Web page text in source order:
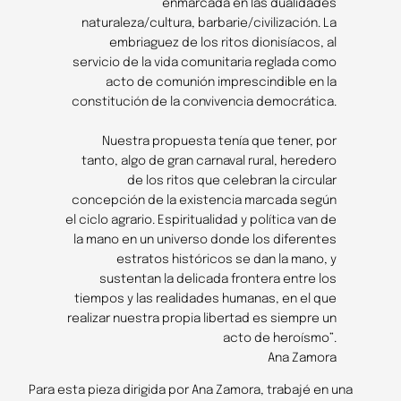
enmarcada en las dualidades
naturaleza/cultura, barbarie/civilización. La
embriaguez de los ritos dionisíacos, al
servicio de la vida comunitaria reglada como
acto de comunión imprescindible en la
constitución de la convivencia democrática.
Nuestra propuesta tenía que tener, por
tanto, algo de gran carnaval rural, heredero
de los ritos que celebran la circular
concepción de la existencia marcada según
el ciclo agrario. Espiritualidad y política van de
la mano en un universo donde los diferentes
estratos históricos se dan la mano, y
sustentan la delicada frontera entre los
tiempos y las realidades humanas, en el que
realizar nuestra propia libertad es siempre un
acto de heroísmo”.
Ana Zamora
Para esta pieza dirigida por Ana Zamora, trabajé en una